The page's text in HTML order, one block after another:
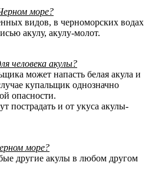
море?
видов, в черноморских водах
акулу, акулу-молот.
человека акулы?
может напасть белая акула и
купальщик однозначно
опасности.
пострадать и от укуса акулы-
море?
другие акулы в любом другом